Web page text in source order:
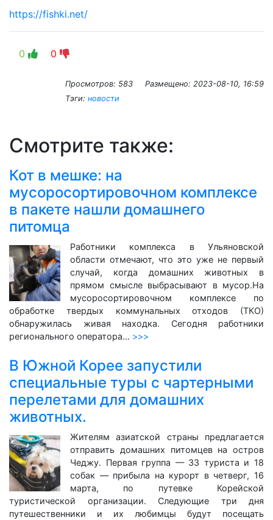
https://fishki.net/
0 0
Просмотров: 583 Размещено: 2023-08-10, 16:59
Тэги: новости
Смотрите также:
Кот в мешке: на
мусоросортировочном комплексе
в пакете нашли домашнего
питомца
Работники комплекса в Ульяновской
области отмечают, что это уже не первый
случай, когда домашних животных в
прямом смысле выбрасывают в мусор.На
мусоросортировочном комплексе по
обработке твердых коммунальных отходов (ТКО)
обнаружилась живая находка. Сегодня работники
регионального оператора… >>>
В Южной Корее запустили
специальные туры с чартерными
перелетами для домашних
животных.
Жителям азиатской страны предлагается
отправить домашних питомцев на остров
Чеджу. Первая группа — 33 туриста и 18
собак — прибыла на курорт в четверг, 16
марта, по путевке Корейской
туристической организации. Следующие три дня
путешественники и их любимцы будут посещать